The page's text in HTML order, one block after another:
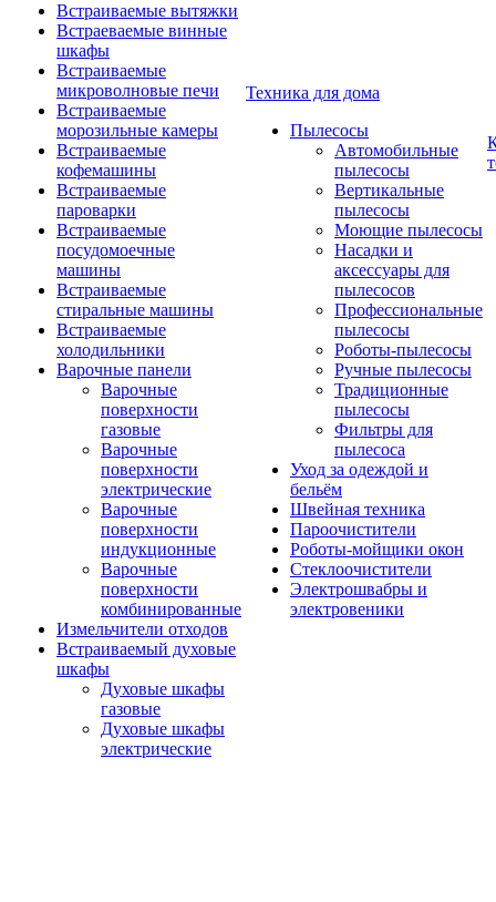
Встраиваемые вытяжки
Встраеваемые винные
шкафы
Встраиваемые
микроволновые печи
Встраиваемые
морозильные камеры
Встраиваемые
кофемашины
Встраиваемые
пароварки
Встраиваемые
посудомоечные
машины
Встраиваемые
стиральные машины
Встраиваемые
холодильники
Варочные панели
Варочные
поверхности
газовые
Варочные
поверхности
электрические
Варочные
поверхности
индукционные
Варочные
поверхности
комбинированные
Измельчители отходов
Встраиваемый духовые
шкафы
Духовые шкафы
газовые
Духовые шкафы
электрические
Техника для дома
Пылесосы
Автомобильные
пылесосы
Вертикальные
пылесосы
Моющие пылесосы
Насадки и
аксессуары для
пылесосов
Профессиональные
пылесосы
Роботы-пылесосы
Ручные пылесосы
Традиционные
пылесосы
Фильтры для
пылесоса
Уход за одеждой и
бельём
Швейная техника
Пароочистители
Роботы-мойщики окон
Стеклоочистители
Электрошвабры и
электровеники